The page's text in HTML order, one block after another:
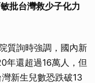
批台灣救少子化力
質詢時強調，國內新
年還超過16萬人，但
新生兒數恐跌破13